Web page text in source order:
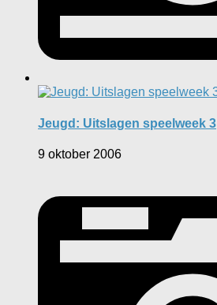
Jeugd: Uitslagen speelweek 3
9 oktober 2006